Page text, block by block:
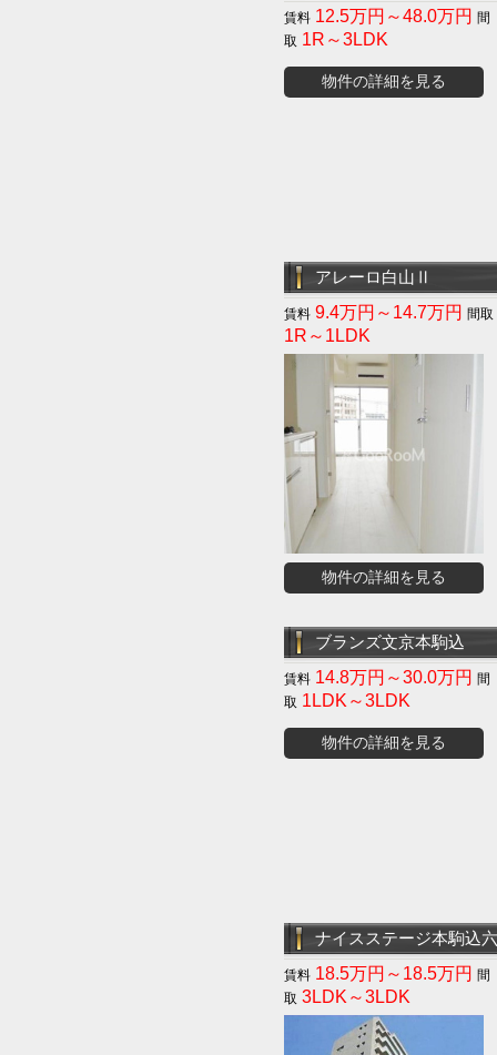
12.5万円～48.0万円
1R～3LDK
物件の詳細を見る
アレーロ白山Ⅱ
9.4万円～14.7万円
1R～1LDK
物件の詳細を見る
ブランズ文京本駒込
14.8万円～30.0万円
1LDK～3LDK
物件の詳細を見る
ナイスステージ本駒込
18.5万円～18.5万円
3LDK～3LDK